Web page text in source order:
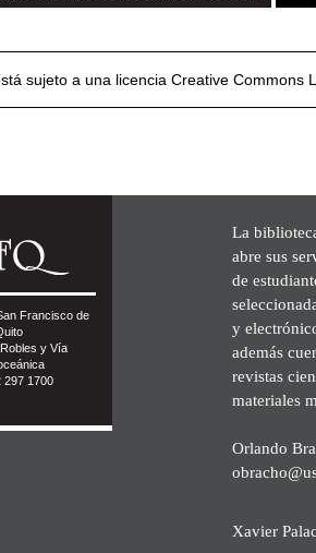
sujeto a una licencia Creative Commons
Francisco de
y Vía
297 1700
La
abre sus
de
y
además
revistas
materiales
Orlando
Xavier